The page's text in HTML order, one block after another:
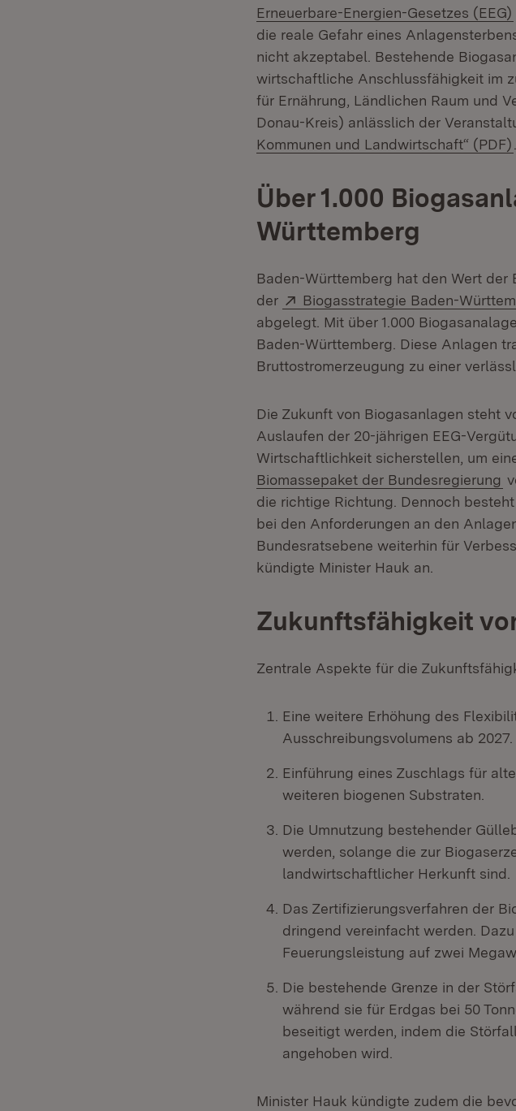
Erneuerbare-Energien-Gesetzes (EEG)
die reale Gefahr eines
nicht akzeptabel. Bestehende
wirtschaftliche Anschlussfähigkeit im
für Ernährung, Ländlichen Raum und
Donau-Kreis) anlässlich der
Kommunen und Landwirtschaft“ (PDF)
Über 1.000
Württemberg
Baden-Württemberg hat den Wert
der
Extern:
Biogasstrategie Baden-
abgelegt. Mit über 1.000
Baden-Württemberg. Diese Anlagen
Bruttostromerzeugung zu einer
Die Zukunft von Biogasanlagen steht
Auslaufen der 20-jährigen EEG-
Wirtschaftlichkeit sicherstellen, um
Biomassepaket der Bundesregierung
die richtige Richtung. Dennoch
bei den Anforderungen an den
Bundesratsebene weiterhin für
kündigte Minister Hauk an.
Zukunftsfähigkeit
Zentrale Aspekte für die
Eine weitere Erhöhung des
Ausschreibungsvolumens ab 2027.
Einführung eines Zuschlags für
weiteren biogenen Substraten.
Die Umnutzung bestehender
werden, solange die zur
landwirtschaftlicher Herkunft sind.
Das Zertifizierungsverfahren der
dringend vereinfacht werden.
Feuerungsleistung auf zwei
Die bestehende Grenze in der
während sie für Erdgas bei 50
beseitigt werden, indem die
angehoben wird.
Minister Hauk kündigte zudem die